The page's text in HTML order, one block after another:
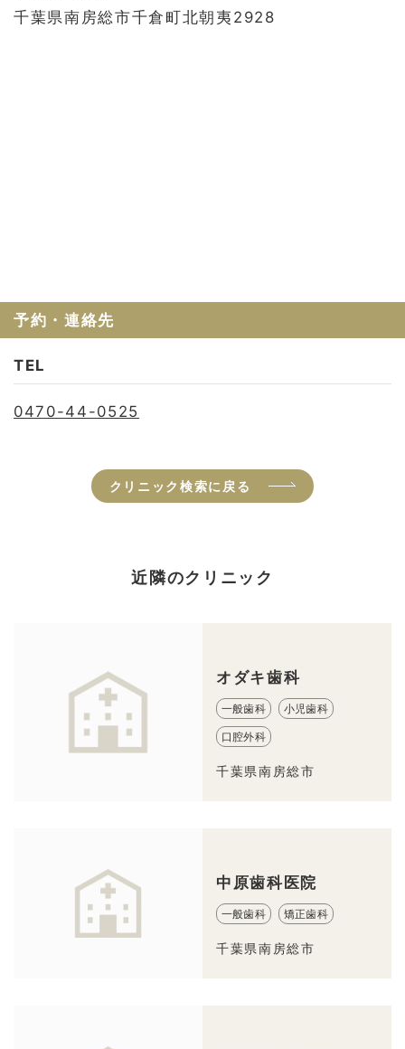
千葉県南房総市千倉町北朝夷2928
予約・連絡先
TEL
0470-44-0525
クリニック検索に戻る
近隣のクリニック
オダキ歯科
一般歯科 小児歯科
口腔外科
千葉県南房総市
中原歯科医院
一般歯科 矯正歯科
千葉県南房総市